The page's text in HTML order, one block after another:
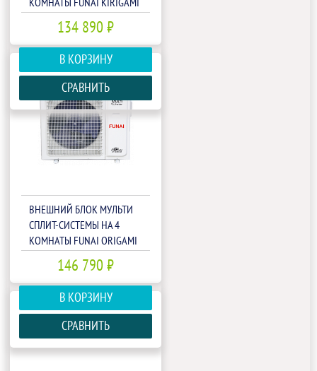
КОМНАТЫ FUNAI KIRIGAMI
FREE MATCH RAM-I-
4KG80HP.01/U
134 890 ₽
В КОРЗИНУ
СРАВНИТЬ
ВНЕШНИЙ БЛОК МУЛЬТИ
СПЛИТ-СИСТЕМЫ НА 4
КОМНАТЫ FUNAI ORIGAMI
KODO FREE MATCH RAM-I-
4OK105HP.01/U
146 790 ₽
В КОРЗИНУ
СРАВНИТЬ